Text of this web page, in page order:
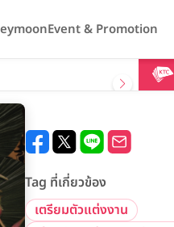
Event & Promotion
Tag ที่เกี่ยวข้อง
เตรียมตัวแต่งงาน